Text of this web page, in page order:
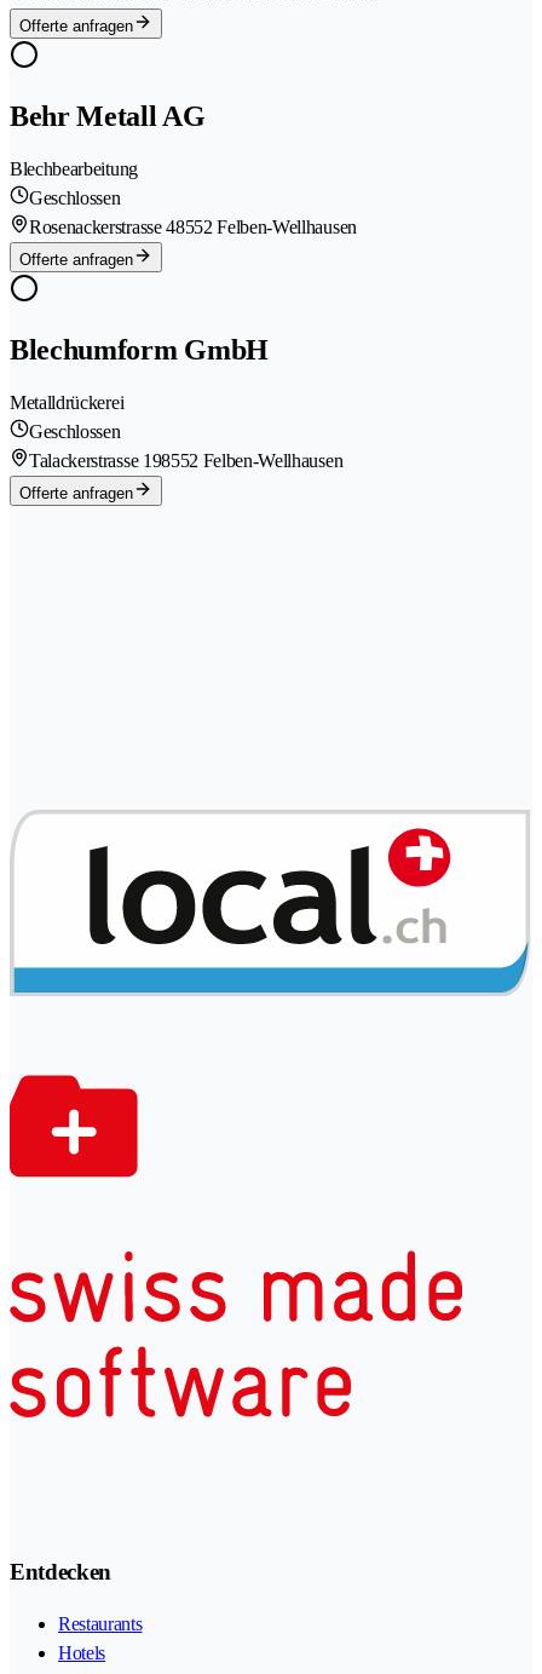
Offerte anfragen
Behr Metall AG
Blechbearbeitung
Geschlossen
Rosenackerstrasse 48552 Felben-Wellhausen
Offerte anfragen
Blechumform GmbH
Metalldrückerei
Geschlossen
Talackerstrasse 198552 Felben-Wellhausen
Offerte anfragen
Entdecken
Restaurants
Hotels